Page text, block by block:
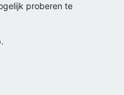
proberen te